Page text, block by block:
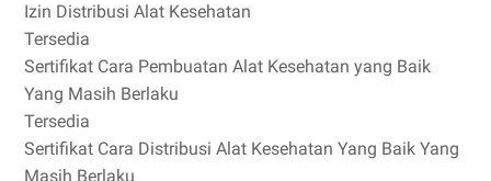
Izin Distribusi Alat Kesehatan
Tersedia
Sertifikat Cara Pembuatan Alat Kesehatan yang Baik
Yang Masih Berlaku
Tersedia
Sertifikat Cara Distribusi Alat Kesehatan Yang Baik Yang
Masih Berlaku